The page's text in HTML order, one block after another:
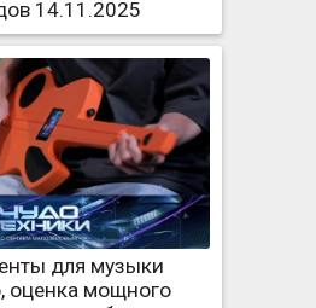
14.11.2025
для музыки
оценка мощного